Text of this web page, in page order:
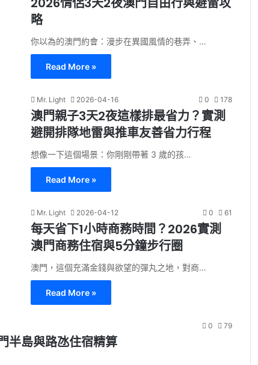
略
你以為的澳門約會：漫步在異國風情的巷弄、…
Read More »
Mr. Light 2026-04-16 0 178
澳門親子3天2夜這樣排最省力？實測
避開排隊地雷與推車友善省力行程
想像一下這個場景：你剛剛帶著 3 歲的孩…
Read More »
Mr. Light 2026-04-12 0 61
每天省下1小時商務時間？2026實測
澳門商務住宿與5分鐘步行圈
澳門，這個充滿金錢與欲望的彈丸之地，對商…
Read More »
0 79
半島與路氹住宿精算